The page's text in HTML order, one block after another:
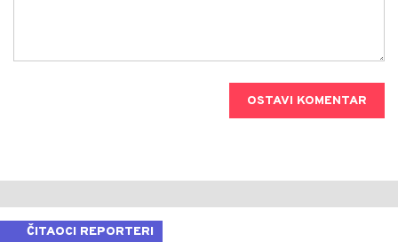
OSTAVI KOMENTAR
ČITAOCI REPORTERI